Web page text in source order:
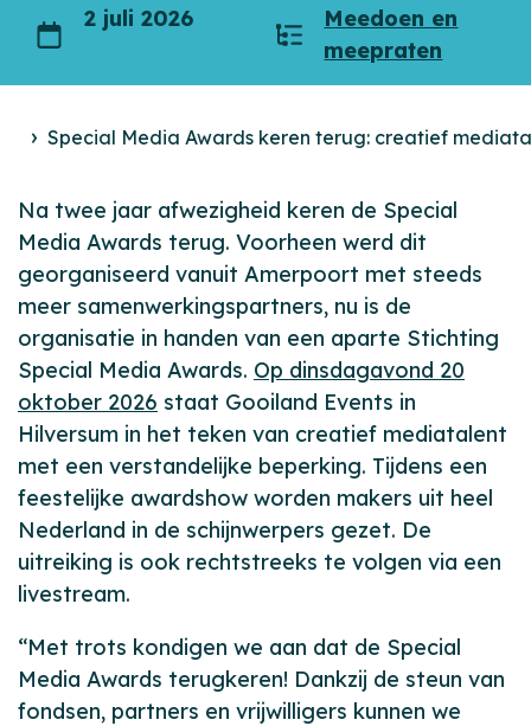
Datum
2 juli 2026
Categorieën
Meedoen en
meepraten
Nieuws
Special Media Awards keren terug: creatief
Na twee jaar afwezigheid keren de Special
Media Awards terug. Voorheen werd dit
georganiseerd vanuit Amerpoort met steeds
meer samenwerkingspartners, nu is de
organisatie in handen van een aparte Stichting
Special Media Awards. Op dinsdagavond 20
oktober 2026 staat Gooiland Events in
Hilversum in het teken van creatief mediatalent
met een verstandelijke beperking. Tijdens een
feestelijke awardshow worden makers uit heel
Nederland in de schijnwerpers gezet. De
uitreiking is ook rechtstreeks te volgen via een
livestream.
“Met trots kondigen we aan dat de Special
Media Awards terugkeren! Dankzij de steun van
fondsen, partners en vrijwilligers kunnen we